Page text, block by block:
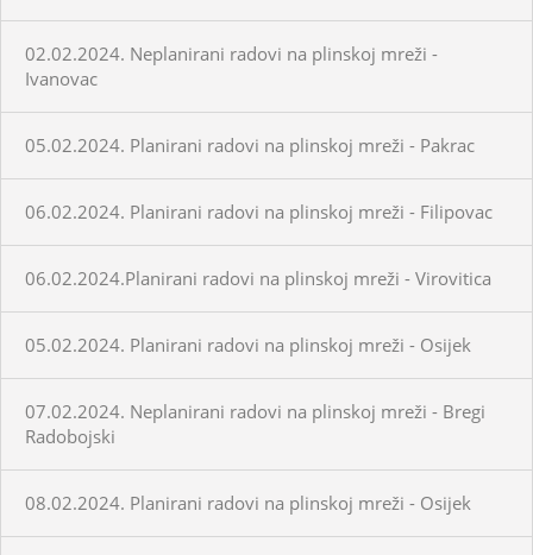
02.02.2024. Neplanirani radovi na plinskoj mreži -
Ivanovac
05.02.2024. Planirani radovi na plinskoj mreži - Pakrac
06.02.2024. Planirani radovi na plinskoj mreži - Filipovac
06.02.2024.Planirani radovi na plinskoj mreži - Virovitica
05.02.2024. Planirani radovi na plinskoj mreži - Osijek
07.02.2024. Neplanirani radovi na plinskoj mreži - Bregi
Radobojski
08.02.2024. Planirani radovi na plinskoj mreži - Osijek